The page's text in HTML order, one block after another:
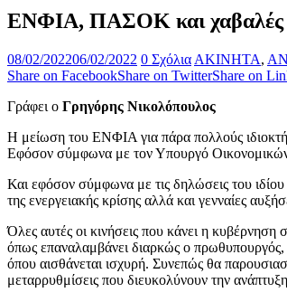
ΕΝΦΙΑ, ΠΑΣΟΚ και χαβαλές
08/02/202206/02/2022 0 Σχόλια ΑΚΙΝΗΤΑ,
Share on FacebookShare on TwitterShare on
Γράφει ο Γρηγόρης Νικολόπουλος
Η μείωση του ΕΝΦΙΑ για πάρα πολλούς
Εφόσον σύμφωνα με τον Υπουργό Οικονομικών
Και εφόσον σύμφωνα με τις δηλώσεις του
της ενεργειακής κρίσης αλλά και γενναίες
Όλες αυτές οι κινήσεις που κάνει η κυβέρνηση
όπως επαναλαμβάνει διαρκώς ο πρωθυπουργός,
όπου αισθάνεται ισχυρή. Συνεπώς θα
μεταρρυθμίσεις που διευκολύνουν την